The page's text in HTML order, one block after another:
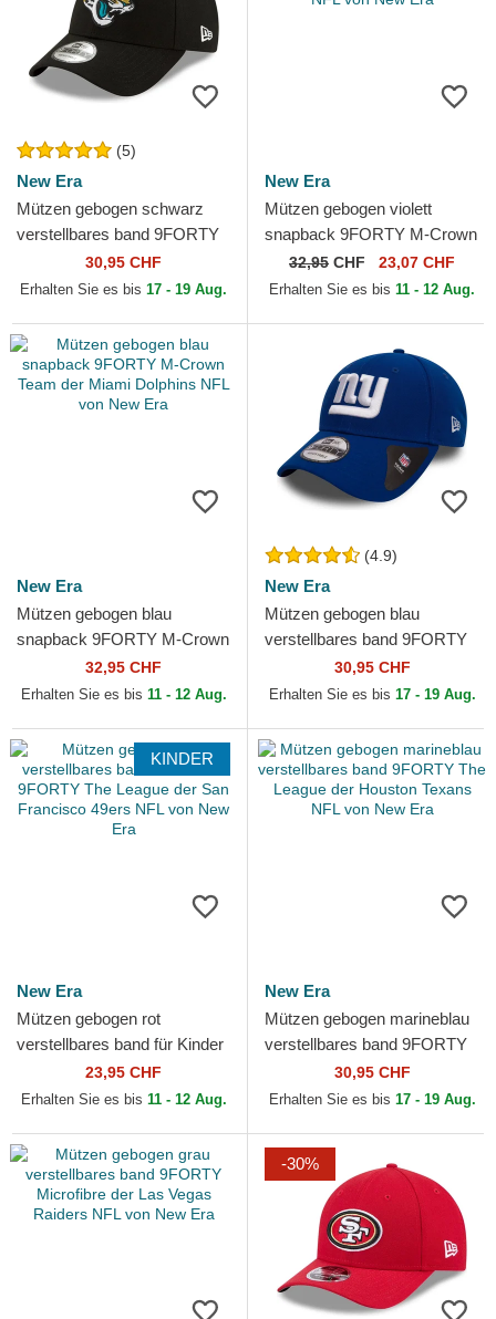
(5)
New Era
Mützen gebogen schwarz
verstellbares band 9FORTY
The League der Jacksonville
Jaguars NFL von New Era
30,95 CHF
Erhalten Sie es bis 17 - 19 Aug.
New Era
Mützen gebogen violett
snapback 9FORTY M-Crown
Team der Minnesota Vikings
NFL von New Era
32,95 CHF 23,07 CHF
Erhalten Sie es bis 11 - 12 Aug.
New Era
Mützen gebogen blau
snapback 9FORTY M-Crown
Team der Miami Dolphins
NFL von New Era
32,95 CHF
Erhalten Sie es bis 11 - 12 Aug.
(4.9)
New Era
Mützen gebogen blau
verstellbares band 9FORTY
The League der New York
Giants NFL von New Era
30,95 CHF
Erhalten Sie es bis 17 - 19 Aug.
KINDER
New Era
Mützen gebogen rot
verstellbares band für Kinder
9FORTY The League der
San Francisco 49ers NFL...
23,95 CHF
Erhalten Sie es bis 11 - 12 Aug.
New Era
Mützen gebogen marineblau
verstellbares band 9FORTY
The League der Houston
Texans NFL von New Era
30,95 CHF
Erhalten Sie es bis 17 - 19 Aug.
-30%